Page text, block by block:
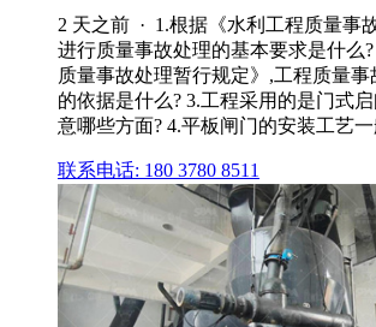
2 天之前 · 1.根据《水利工程质量事
进行质量事故处理的基本要求是什么
质量事故处理暂行规定》,工程质量事
的依据是什么? 3.工程采用的是门式
意哪些方面? 4.平板闸门的安装工艺
联系电话: 180 3780 8511